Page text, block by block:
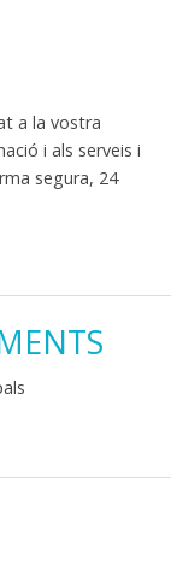
a la vostra
i als serveis i
segura, 24